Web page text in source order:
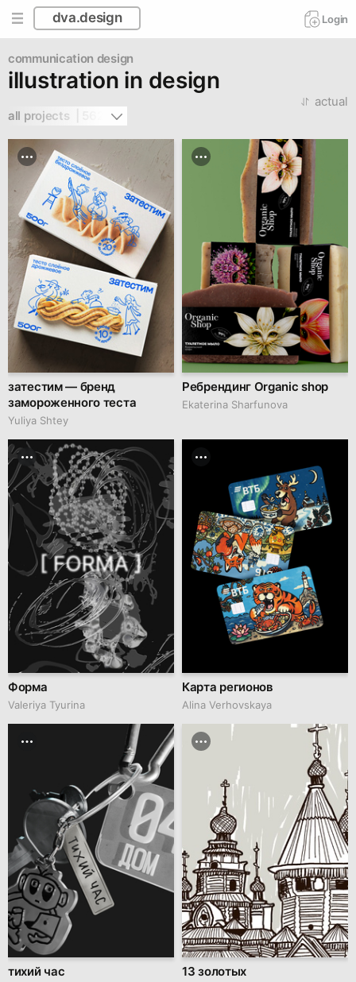
dva.design Login
communication design
illustration in design
all projects  | 562
actual
затестим — бренд
замороженного теста
Yuliya Shtey
Ребрендинг Organic shop
Ekaterina Sharfunova
Форма
Valeriya Tyurina
Карта регионов
Alina Verhovskaya
тихий час 13 золотых